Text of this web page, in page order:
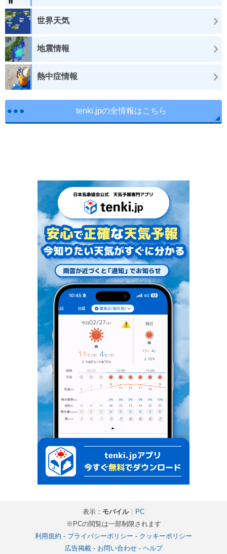
世界天気
地震情報
熱中症情報
tenki.jpの全情報はこちら
表示： モバイル｜ PC
※PCの閲覧は一部制限されます
利用規約 - プライバシーポリシー - クッキーポリシー
広告掲載- お問い合わせ- ヘルプ